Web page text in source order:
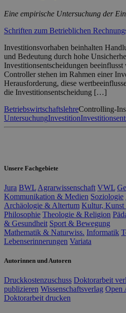
Eine empirische Untersuchung der
Schriften zum Betrieblichen
Investitionsvorhaben beinhalten
und Bedeutung durch hohe
Investitionsentscheidungen
Controller stehen im Rahmen einer
Herausforderung, diese
die Investitionsentscheidung […]
BetriebswirtschaftslehreControlling-
UntersuchungInvestition
Unsere Fachgebiete
Jura BWL Agrarwissenschaft VWL
Kommunikation & Medien Soziologie
Archäologie & Altertum Kultur,
Philosophie Theologie & Religion
& Gesundheit Sport & Bewegung
Mathematik & Naturwiss. Informatik
Lebenserinnerungen Variata
Autorinnen und Autoren
Druckkostenzuschuss Doktorarbeit
publizieren Wissenschaftsverlag Open
Doktorarbeit drucken